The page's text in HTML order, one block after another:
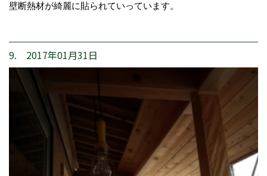
壁断熱材が綺麗に貼られていっています。
9. 2017年01月31日